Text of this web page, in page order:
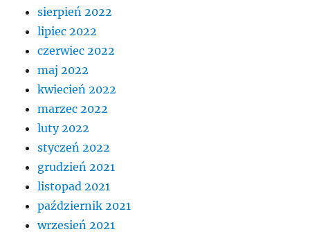
sierpień 2022
lipiec 2022
czerwiec 2022
maj 2022
kwiecień 2022
marzec 2022
luty 2022
styczeń 2022
grudzień 2021
listopad 2021
październik 2021
wrzesień 2021